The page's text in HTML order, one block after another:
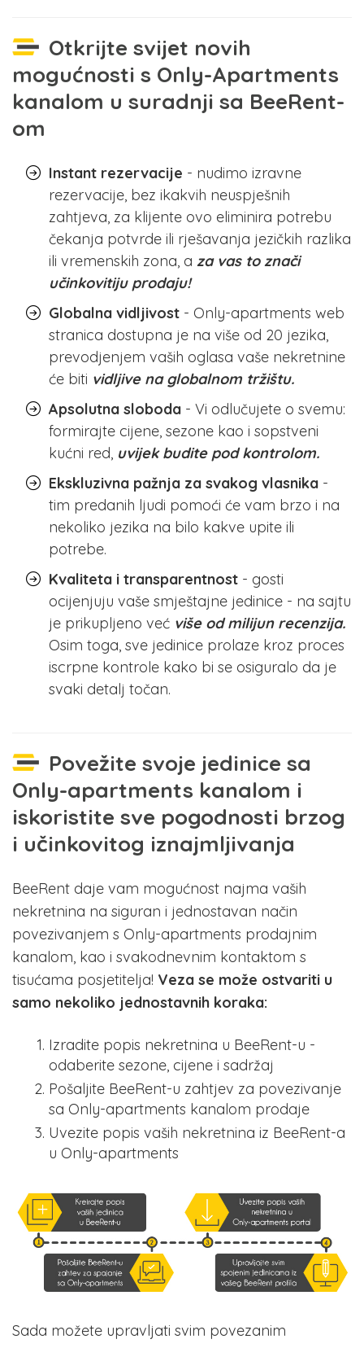
Otkrijte svijet novih
mogućnosti s Only-Apartments
kanalom u suradnji sa BeeRent-
om
Instant rezervacije - nudimo izravne
rezervacije, bez ikakvih neuspješnih
zahtjeva, za klijente ovo eliminira potrebu
čekanja potvrde ili rješavanja jezičkih razlika
ili vremenskih zona, a za vas to znači
učinkovitiju prodaju!
Globalna vidljivost - Only-apartments web
stranica dostupna je na više od 20 jezika,
prevodjenjem vaših oglasa vaše nekretnine
će biti vidljive na globalnom tržištu.
Apsolutna sloboda - Vi odlučujete o svemu:
formirajte cijene, sezone kao i sopstveni
kućni red, uvijek budite pod kontrolom.
Ekskluzivna pažnja za svakog vlasnika -
tim predanih ljudi pomoći će vam brzo i na
nekoliko jezika na bilo kakve upite ili
potrebe.
Kvaliteta i transparentnost - gosti
ocijenjuju vaše smještajne jedinice - na sajtu
je prikupljeno već više od milijun recenzija.
Osim toga, sve jedinice prolaze kroz proces
iscrpne kontrole kako bi se osiguralo da je
svaki detalj točan.
Povežite svoje jedinice sa
Only-apartments kanalom i
iskoristite sve pogodnosti brzog
i učinkovitog iznajmljivanja
BeeRent daje vam mogućnost najma vaših
nekretnina na siguran i jednostavan način
povezivanjem s Only-apartments prodajnim
kanalom, kao i svakodnevnim kontaktom s
tisućama posjetitelja! Veza se može ostvariti u
samo nekoliko jednostavnih koraka:
Izradite popis nekretnina u BeeRent-u -
odaberite sezone, cijene i sadržaj
Pošaljite BeeRent-u zahtjev za povezivanje
sa Only-apartments kanalom prodaje
Uvezite popis vaših nekretnina iz BeeRent-a
u Only-apartments
Sada možete upravljati svim povezanim